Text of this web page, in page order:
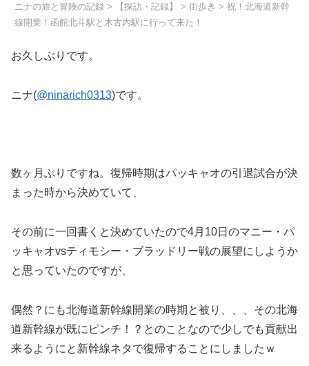
ニナの旅と冒険の記録 > 【探訪・記録】 >街歩き >祝！北海道新幹
線開業！函館北斗駅と木古内駅に行って来た！
お久しぶりです。
ニナ(@ninarich0313)です。
数ヶ月ぶりですね。復帰時期はパッキャオの引退試合が決
まった時から決めていて、
その前に一回書くと決めていたので4月10日のマニー・パ
ッキャオvsティモシー・ブラッドリー戦の展望にしようか
と思っていたのですが、
偶然？にも北海道新幹線開業の時期と被り、、、その北海
道新幹線が既にピンチ！？とのことなので少しでも貢献出
来るようにと新幹線ネタで復帰することにしましたｗ